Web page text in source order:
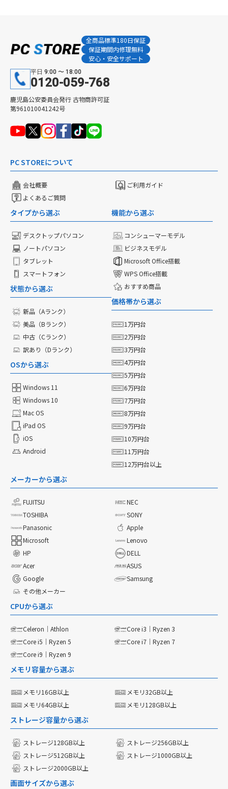
全商品標準180日保証
保証期間内修理無料
安心・安全サポート
平日 9:00 〜 18:00
0120-059-768
鹿児島公安委員会発行 古物商許可証
第961010041242号
PC STOREについて
会社概要
ご利用ガイド
よくあるご質問
タイプから選ぶ
デスクトップパソコン
ノートパソコン
タブレット
スマートフォン
状態から選ぶ
新品（Aランク）
美品（Bランク）
中古（Cランク）
訳あり（Dランク）
OSから選ぶ
Windows 11
Windows 10
Mac OS
iPad OS
iOS
Android
機能から選ぶ
コンシューマーモデル
ビジネスモデル
Microsoft Office搭載
WPS Office搭載
おすすめ商品
価格帯から選ぶ
1万円台
2万円台
3万円台
4万円台
5万円台
6万円台
7万円台
8万円台
9万円台
10万円台
11万円台
12万円台以上
メーカーから選ぶ
FUJITSU
NEC
TOSHIBA
SONY
Panasonic
Apple
Microsoft
Lenovo
HP
DELL
Acer
ASUS
Google
Samsung
その他メーカー
CPUから選ぶ
Celeron｜Athlon
Core i3｜Ryzen 3
Core i5｜Ryzen 5
Core i7｜Ryzen 7
Core i9｜Ryzen 9
メモリ容量から選ぶ
メモリ16GB以上
メモリ32GB以上
メモリ64GB以上
メモリ128GB以上
ストレージ容量から選ぶ
ストレージ128GB以上
ストレージ256GB以上
ストレージ512GB以上
ストレージ1000GB以上
ストレージ2000GB以上
画面サイズから選ぶ